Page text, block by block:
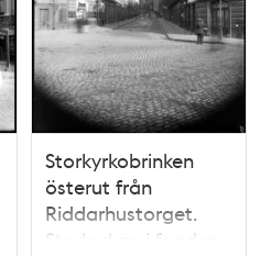
Storkyrkobrinken
österut från
Riddarhustorget.
Storkyrkan i fonden